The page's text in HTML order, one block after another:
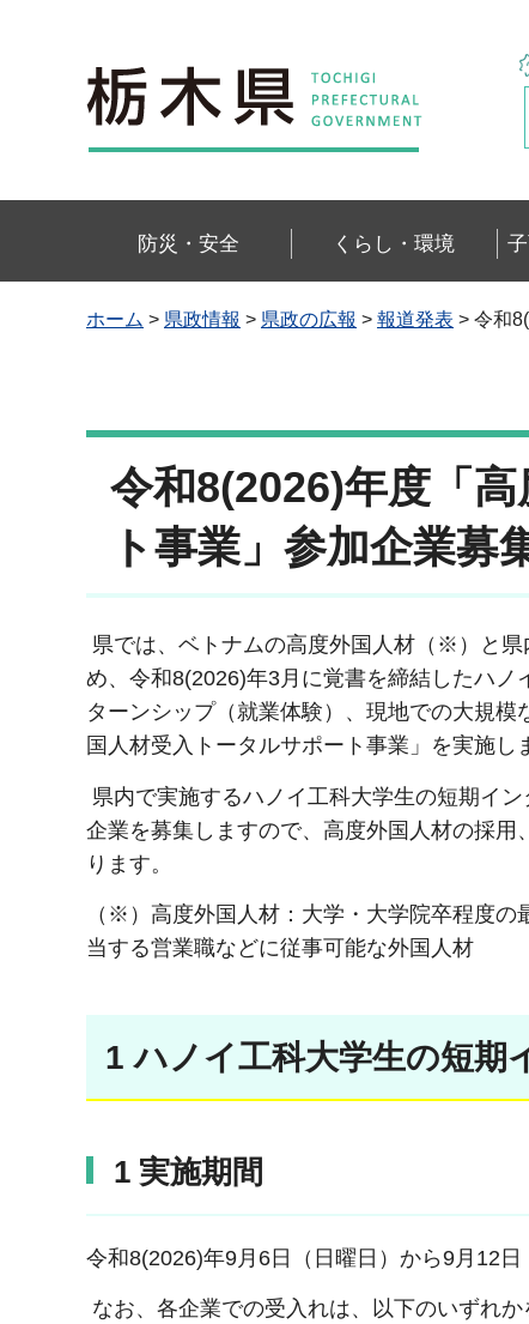
栃木県
防災・安全 くらし・環境
ホーム > 県政情報 > 県政の広報 > 報道発表 > 令和
令和8(2026)年度「
ト事業」参加企業募
県では、ベトナムの高度外国人材（※）と
め、令和8(2026)年3月に覚書を締結したハ
ターンシップ（就業体験）、現地での大規
国人材受入トータルサポート事業」を実施し
県内で実施するハノイ工科大学生の短期イ
企業を募集しますので、高度外国人材の採
ります。
（※）高度外国人材：大学・大学院卒程度
当する営業職などに従事可能な外国人材
1 ハノイ工科大学生の短期
1 実施期間
令和8(2026)年9月6日（日曜日）から9月12日
なお、各企業での受入れは、以下のいずれか